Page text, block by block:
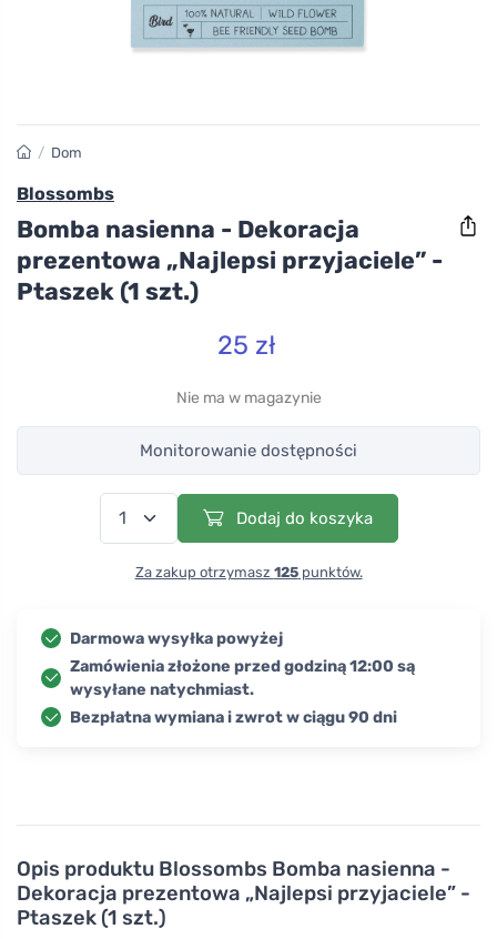
Opis produktu Blossombs Bomba nasienna -
Dekoracja prezentowa „Najlepsi przyjaciele” -
Ptaszek (1 szt.)
/ Dom
Blossombs
Bomba nasienna - Dekoracja
prezentowa „Najlepsi przyjaciele” -
Ptaszek (1 szt.)
25 zł
Nie ma w magazynie
Monitorowanie dostępności
Dodaj do koszyka
Za zakup otrzymasz 125punktów.
Darmowa wysyłka powyżej
Zamówienia złożone przed godziną 12:00 są
wysyłane natychmiast.
Bezpłatna wymiana i zwrot w ciągu 90 dni